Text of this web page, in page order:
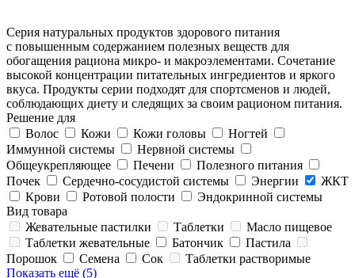
Серия натуральных продуктов здорового питания
с повышенным содержанием полезных веществ для
обогащения рациона микро- и макроэлементами. Сочетание
высокой концентрации питательных ингредиентов и яркого
вкуса. Продукты серии подходят для спортсменов и людей,
соблюдающих диету и следящих за своим рационом питания.
Решение для
Волос
Кожи Кожи головы
Ногтей
Иммунной системы
Нервной системы
Общеукрепляющее
Печени
Полезного питания
Почек
Сердечно-сосудистой системы Энергии
ЖКТ
Крови
Ротовой полости
Эндокринной системы
Вид товара
Жевательные пастилки
Таблетки
Масло пищевое
Таблетки жевательные
Батончик
Пастила
Порошок
Семена Сок
Таблетки растворимые
Показать ещё (5)